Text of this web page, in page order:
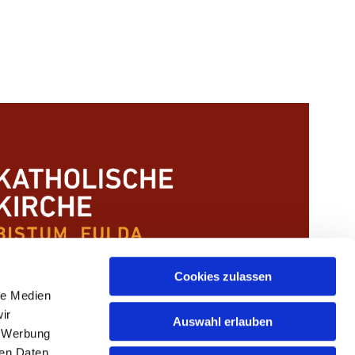
Medien
Cookies zulassen
Auswahl erlauben